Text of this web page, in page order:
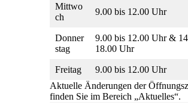
Mittwo
ch
9.00 bis 12.00 Uhr
Donner
stag
9.00 bis 12.00 Uhr &
18.00 Uhr
Freitag
9.00 bis 12.00 Uhr
Aktuelle Änderungen der
finden Sie im Bereich „Aktuelles“.